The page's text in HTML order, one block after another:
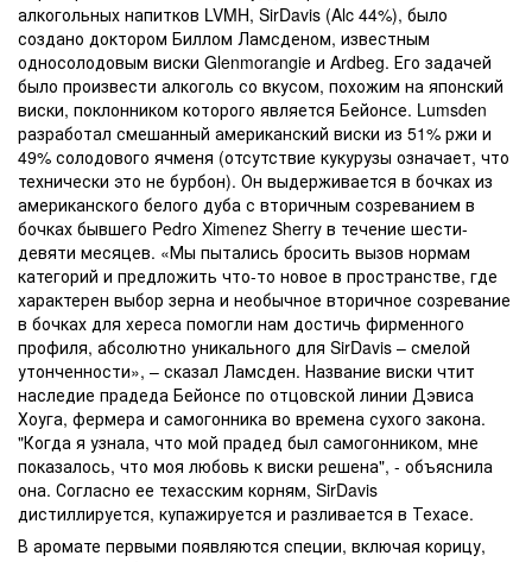
алкогольных напитков LVMH, SirDavis (Alc 44%), было
создано доктором Биллом Ламсденом, известным
односолодовым виски Glenmorangie и Ardbeg. Его задачей
было произвести алкоголь со вкусом, похожим на японский
виски, поклонником которого является Бейонсе. Lumsden
разработал смешанный американский виски из 51% ржи и
49% солодового ячменя (отсутствие кукурузы означает, что
технически это не бурбон). Он выдерживается в бочках из
американского белого дуба с вторичным созреванием в
бочках бывшего Pedro Ximenez Sherry в течение шести-
девяти месяцев. «Мы пытались бросить вызов нормам
категорий и предложить что-то новое в пространстве, где
характерен выбор зерна и необычное вторичное созревание
в бочках для хереса помогли нам достичь фирменного
профиля, абсолютно уникального для SirDavis – смелой
утонченности», – сказал Ламсден. Название виски чтит
наследие прадеда Бейонсе по отцовской линии Дэвиса
Хоуга, фермера и самогонника во времена сухого закона.
"Когда я узнала, что мой прадед был самогонником, мне
показалось, что моя любовь к виски решена", - объяснила
она. Согласно ее техасским корням, SirDavis
дистиллируется, купажируется и разливается в Техасе.
В аромате первыми появляются специи, включая корицу,